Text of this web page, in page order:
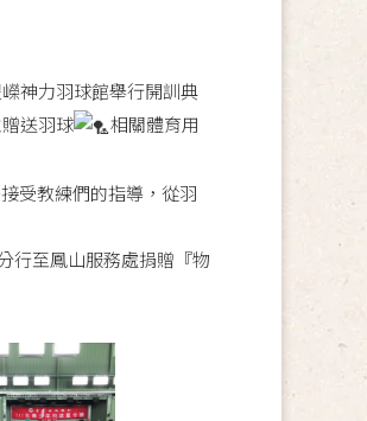
神力羽球館舉行開訓典
送羽球
相關體育用
受教練們的指導，從羽
行至鳳山服務處捐贈『物